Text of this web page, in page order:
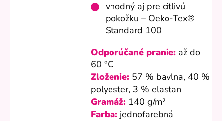
vhodný aj pre citlivú
pokožku – Oeko-Tex®
Standard 100
Odporúčané pranie: až do
60 °C
Zloženie: 57 % bavlna, 40 %
polyester, 3 % elastan
Gramáž: 140 g/m²
Farba: jednofarebná